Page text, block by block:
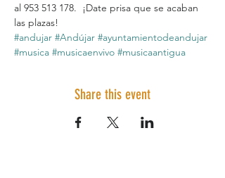
al 953 513 178.  ¡Date prisa que se acaban
las plazas!
#andujar #Andújar #ayuntamientodeandujar
#musica #musicaenvivo #musicaantigua
Share this event